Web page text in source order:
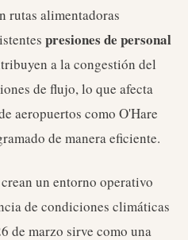
rutas alimentadoras
presiones de personal
a la congestión del
de flujo, lo que afecta
aeropuertos como O'Hare
de manera eficiente.
un entorno operativo
de condiciones climáticas
de marzo sirve como una